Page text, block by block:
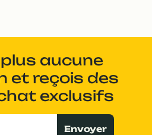
aucune
et reçois des
exclusifs
Envoyer